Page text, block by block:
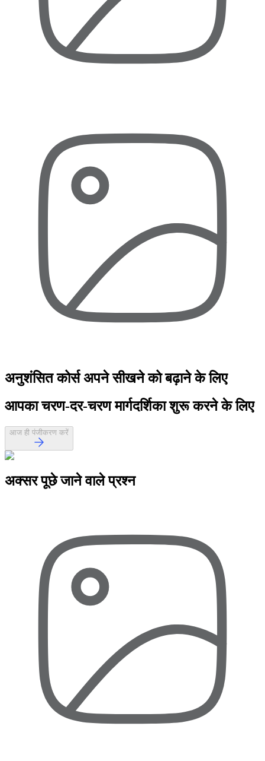
अनुशंसित कोर्स अपने सीखने को बढ़ाने के लिए
आपका चरण-दर-चरण मार्गदर्शिका शुरू करने के लिए
आज ही पंजीकरण करें
अक्सर पूछे जाने वाले प्रश्न